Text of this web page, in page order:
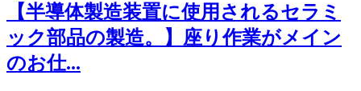
【半導体製造装置に使用されるセラミ
ック部品の製造。】座り作業がメイン
のお仕...